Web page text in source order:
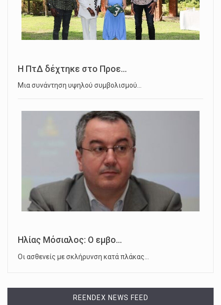
Η ΠτΔ δέχτηκε στο Προε...
Μια συνάντηση υψηλού συμβολισμού…
Ηλίας Μόσιαλος: Ο εμβο...
Οι ασθενείς με σκλήρυνση κατά πλάκας…
REENDEX NEWS FEED